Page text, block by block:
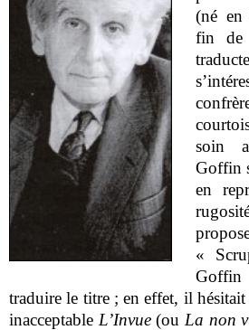
(né en
fin de
soin
Goffin
en
«
Goffin
traduire le titre ; en effet, il
inacceptable L’Invue(ou La non